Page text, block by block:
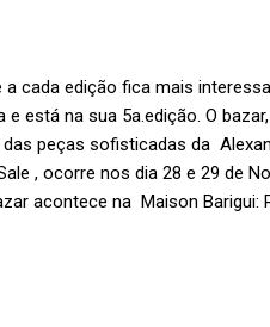
cada edição fica mais
está na sua 5a.edição. O
peças sofisticadas da
, ocorre nos dia 28 e 29 de
acontece na Maison Barigui:
Buffet Marzia